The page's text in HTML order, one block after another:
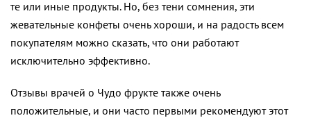
те или иные продукты. Но, без тени сомнения, эти
жевательные конфеты очень хороши, и на радость всем
покупателям можно сказать, что они работают
исключительно эффективно.
Отзывы врачей о Чудо фрукте также очень
положительные, и они часто первыми рекомендуют этот